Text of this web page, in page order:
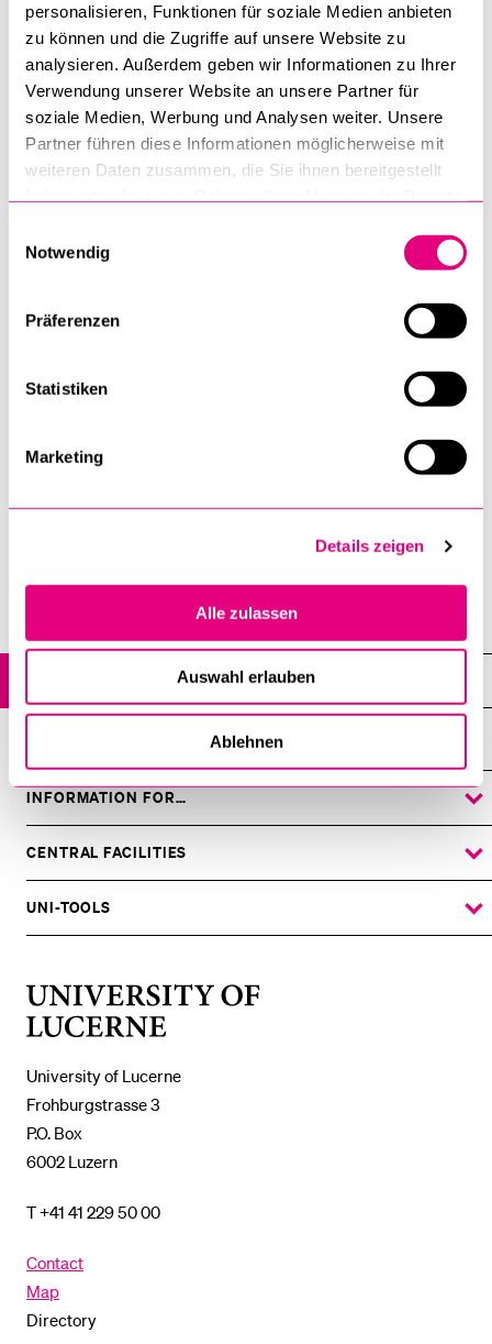
personalisieren, Funktionen für soziale Medien anbieten
zu können und die Zugriffe auf unsere Website zu
analysieren. Außerdem geben wir Informationen zu Ihrer
Verwendung unserer Website an unsere Partner für
soziale Medien, Werbung und Analysen weiter. Unsere
Partner führen diese Informationen möglicherweise mit
weiteren Daten zusammen, die Sie ihnen bereitgestellt
Notwendig
Präferenzen
Statistiken
Marketing
Details zeigen
Alle zulassen
Auswahl erlauben
Ablehnen
lic. phil. Yann Stricker
Research assistant at the SNSF
professorship of Prof. Dr. Daniel Speich
T +41 41 229 59 51 • Room 1.B05
•yann.stricker@unilu.ch
More Information (Department of
professorship of Prof. Dr. Daniel Speich
University of Lucerne
Frohburgstrasse 3
P.O. Box
6002 Luzern
T +41 41 229 50 00
Contact
Map
Directory
INFORMATION FOR…
SHOW
THE
SUBMENU
CENTRAL FACILITIES
SHOW
THE
SUBMENU
UNI-TOOLS
SHOW
THE